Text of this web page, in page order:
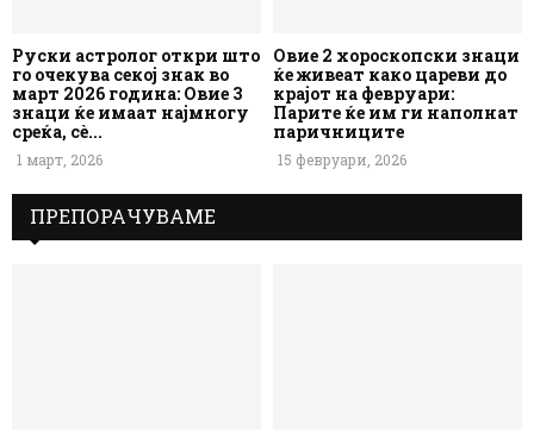
Руски астролог откри што
го очекува секој знак во
март 2026 година: Овие 3
знаци ќе имаат најмногу
среќа, сè...
1 март, 2026
Овие 2 хороскопски знаци
ќе живеат како цареви до
крајот на февруари:
Парите ќе им ги наполнат
паричниците
15 февруари, 2026
ПРЕПОРАЧУВАМЕ